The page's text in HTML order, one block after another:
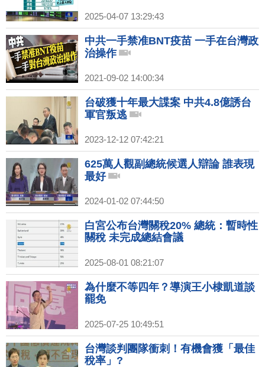
2025-04-07 13:29:43
中共一手禁准BNT疫苗 一手在台灣政
治操作
2021-09-02 14:00:34
台破獲十年最大諜案 中共4.8億誘台
軍官叛逃
2023-12-12 07:42:21
625萬人觀副總統候選人辯論 誰表現
最好
2024-01-02 07:44:50
白宮公布台灣關稅20% 總統：暫時性
關稅 未完成總結會議
2025-08-01 08:21:07
為什麼不等四年？導演王小棣凱道談
罷免
2025-07-25 10:49:51
台灣談判團隊衝刺！有機會獲「最佳
稅率」?